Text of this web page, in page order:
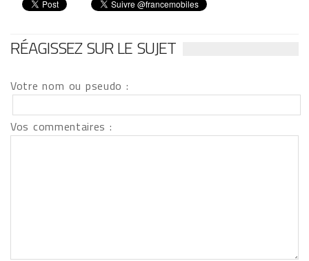
RÉAGISSEZ SUR LE SUJET
Votre nom ou pseudo :
Vos commentaires :